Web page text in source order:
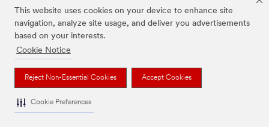
This website uses cookies on your device to enhance site
navigation, analyze site usage, and deliver you advertisements
based on your interests.
Cookie Notice
Reject Non-Essential Cookies Accept Cookies
Cookie Preferences